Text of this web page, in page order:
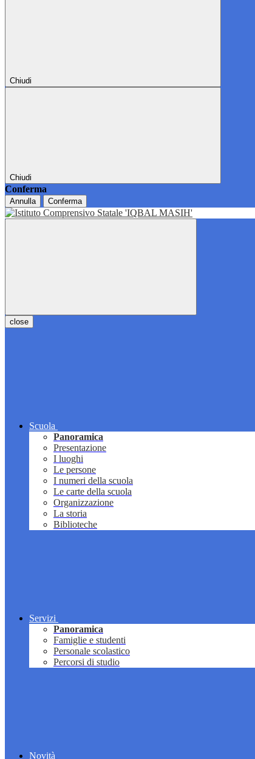
Chiudi
Chiudi
Conferma
Annulla Conferma
close
Scuola
Panoramica
Presentazione
I luoghi
Le persone
I numeri della scuola
Le carte della scuola
Organizzazione
La storia
Biblioteche
Servizi
Panoramica
Famiglie e studenti
Personale scolastico
Percorsi di studio
Novità